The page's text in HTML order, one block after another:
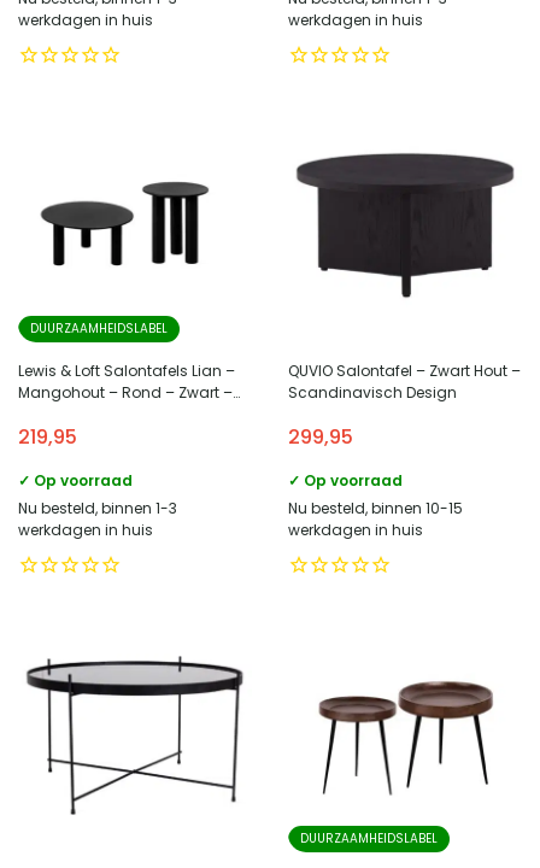
werkdagen in huis
werkdagen in huis
DUURZAAMHEIDSLABEL
Lewis & Loft Salontafels Lian –
Mangohout – Rond – Zwart –
219,95
✓ Op voorraad
Nu besteld, binnen 1-3
werkdagen in huis
QUVIO Salontafel – Zwart Hout –
Scandinavisch Design
299,95
✓ Op voorraad
Nu besteld, binnen 10-15
werkdagen in huis
DUURZAAMHEIDSLABEL